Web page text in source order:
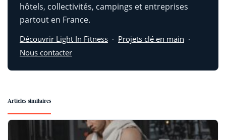
hôtels, collectivités, campings et entreprises
partout en France.
Découvrir Light In Fitness · Projets clé en main ·
Nous contacter
Articles similaires